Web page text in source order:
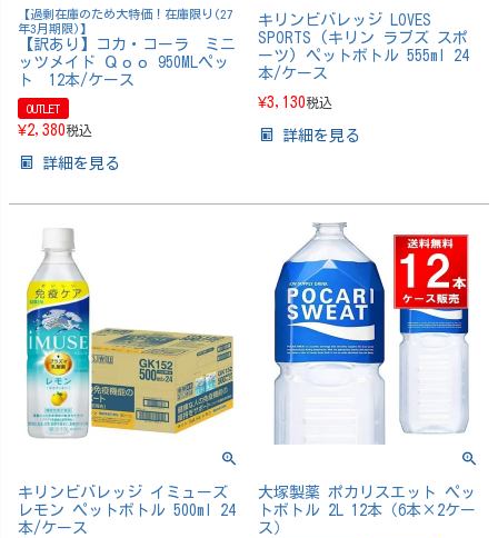
【過剰在庫のため大特価！在庫限り(27
年3月期限)】
【訳あり】コカ・コーラ ミニ
ッツメイド Ｑｏｏ 950MLペッ
ト 12本/ケース
OUTLET
¥2,380税込
詳細を見る
キリンビバレッジ LOVES
SPORTS (キリン ラブズ スポ
ーツ) ペットボトル 555ml 24
本/ケース
¥3,130税込
詳細を見る
キリンビバレッジ イミューズ
レモン ペットボトル 500ml 24
本/ケース
大塚製薬 ポカリスエット ペッ
トボトル 2L 12本（6本×2ケー
ス）